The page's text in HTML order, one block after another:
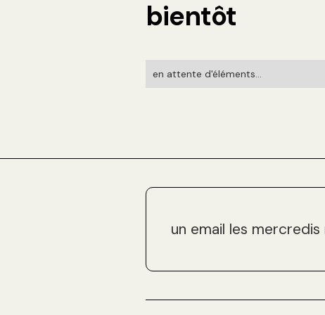
bientôt
en attente d'éléments...
un email les mercredis